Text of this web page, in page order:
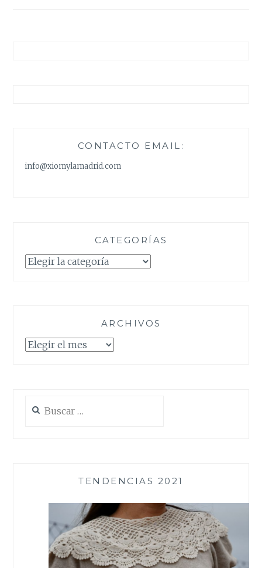
CONTACTO EMAIL:
info@xiomylamadrid.com
CATEGORÍAS
Categorías
ARCHIVOS
Archivos
TENDENCIAS 2021